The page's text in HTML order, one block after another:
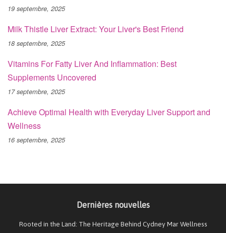
19 septembre, 2025
Milk Thistle Liver Extract: Your Liver's Best Friend
18 septembre, 2025
Vitamins For Fatty Liver And Inflammation: Best
Supplements Uncovered
17 septembre, 2025
Achieve Optimal Health with Everyday Liver Support and
Wellness
16 septembre, 2025
Dernières nouvelles
Rooted in the Land: The Heritage Behind Cydney Mar Wellness